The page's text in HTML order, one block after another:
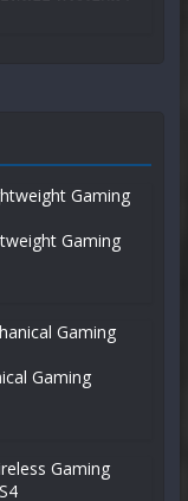
Gaming
Gaming